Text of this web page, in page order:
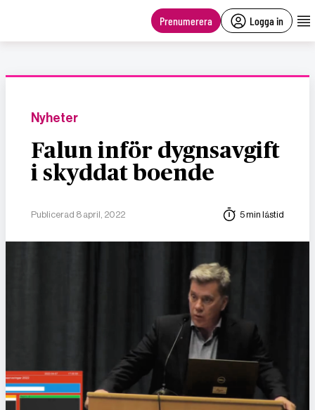
Prenumerera Logga in
Nyheter
Falun inför dygnsavgift
i skyddat boende
Publicerad 8 april, 2022 5 min lästid